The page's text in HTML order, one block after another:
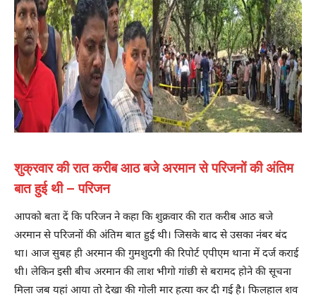
शुक्रवार की रात करीब आठ बजे अरमान से परिजनों की अंतिम
बात हुई थी – परिजन
आपको बता दें कि परिजन ने कहा कि शुक्रवार की रात करीब आठ बजे
अरमान से परिजनों की अंतिम बात हुई थी। जिसके बाद से उसका नंबर बंद
था। आज सुबह ही अरमान की गुमशुदगी की रिपोर्ट एपीएम थाना में दर्ज कराई
थी। लेकिन इसी बीच अरमान की लाश भीगो गांछी से बरामद होने की सूचना
मिला जब यहां आया तो देखा की गोली मार हत्या कर दी गई है। फिलहाल शव